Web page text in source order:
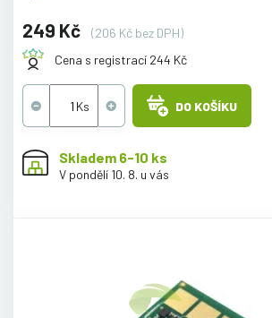
249 Kč
(206 Kč bez DPH)
Cena s registrací 244 Kč
DO KOŠÍKU
Skladem 6-10 ks
V pondělí 10. 8. u vás